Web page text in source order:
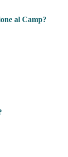
al Camp?